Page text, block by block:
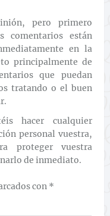
pero primero
comentarios están
en la
principalmente de
que puedan
tratando o el buen
hacer cualquier
personal vuestra,
proteger vuestra
de inmediato.
con *